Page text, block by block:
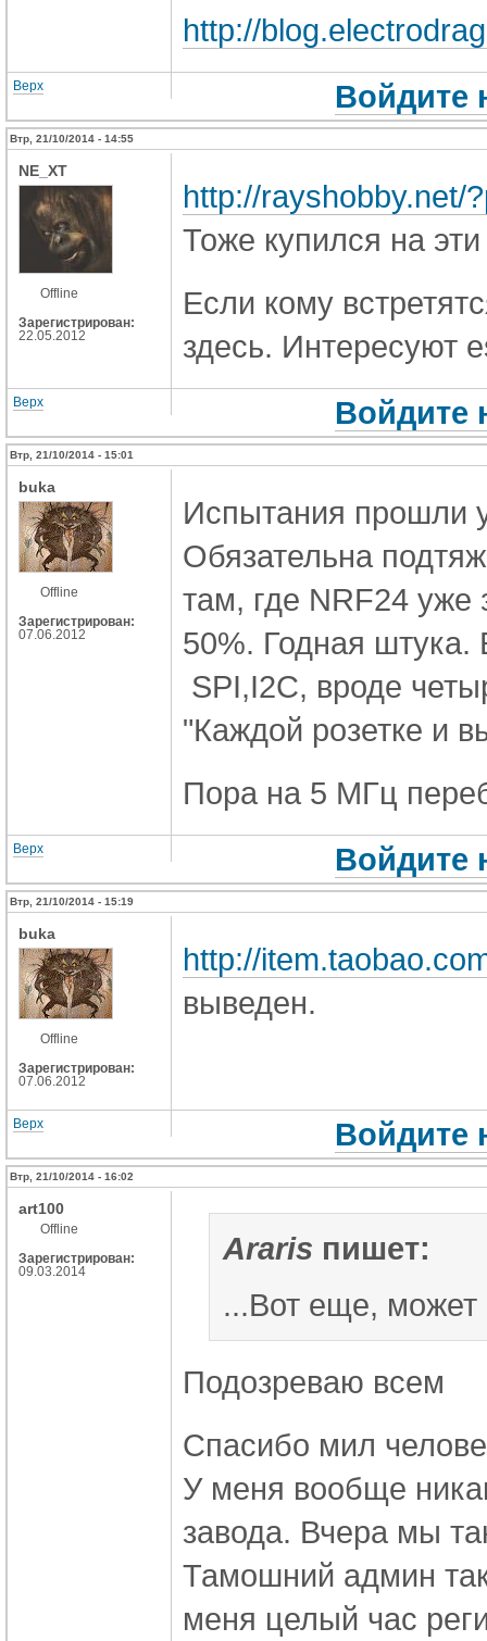
http://
Верх Войдите
Втр, 21/10/2014 - 14:55
NE_XT
Offline
Зарегистрирован:
22.05.2012
http://rayshobby.net/
Тоже купился на
Если кому
здесь. Интересуют
Верх Войдите
Втр, 21/10/2014 - 15:01
buka
Offline
Зарегистрирован:
07.06.2012
Испытания прошли
Обязательна
там, где NRF24 уже
50%. Годная штука.
SPI,I2C, вроде
"Каждой розетке и
Пора на 5 МГц
Верх Войдите
Втр, 21/10/2014 - 15:19
buka
Offline
Зарегистрирован:
07.06.2012
http://
выведен.
Верх Войдите
Втр, 21/10/2014 - 16:02
art100
Offline
Зарегистрирован:
09.03.2014
Araris пишет:
...Вот еще, может
Подозреваю всем
Спасибо мил
У меня вообще
завода. Вчера мы
Тамошний админ
меня целый час